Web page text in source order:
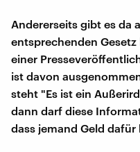
Andererseits gibt es da
entsprechenden
einer
ist davon
steht "Es ist ein
dann darf diese
dass jemand Geld dafür